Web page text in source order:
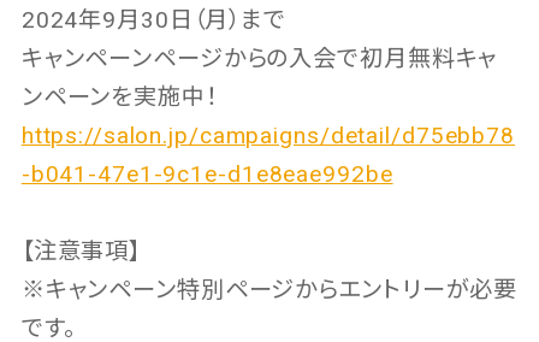
2024年9月30日（月）まで
キャンペーンページからの入会で初月無料キャ
ンペーンを実施中！
https://salon.jp/campaigns/detail/d75ebb78
-b041-47e1-9c1e-d1e8eae992be
【注意事項】
※キャンペーン特別ページからエントリーが必要
です。